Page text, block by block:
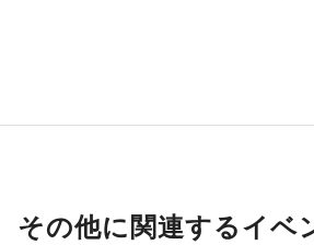
その他に関連するイベ